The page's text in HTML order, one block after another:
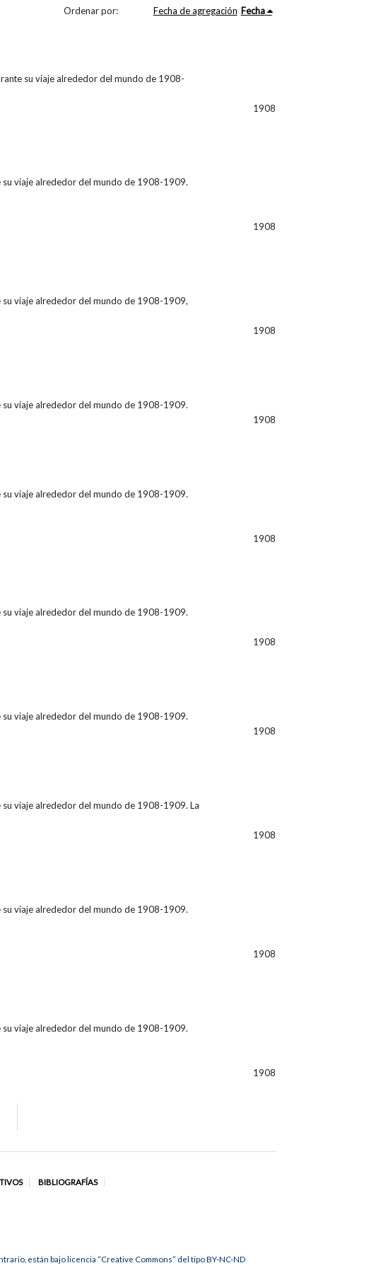
Ordenar por: Fecha de agregación Fecha
su viaje alrededor del mundo de 1908-
1908
su viaje alrededor del mundo de 1908-1909.
1908
su viaje alrededor del mundo de 1908-1909,
1908
su viaje alrededor del mundo de 1908-1909.
1908
su viaje alrededor del mundo de 1908-1909.
1908
su viaje alrededor del mundo de 1908-1909.
1908
su viaje alrededor del mundo de 1908-1909.
1908
viaje alrededor del mundo de 1908-1909. La
1908
su viaje alrededor del mundo de 1908-1909.
1908
su viaje alrededor del mundo de 1908-1909.
1908
BIBLIOGRAFÍAS
están bajo licencia “Creative Commons” del tipo BY-NC-ND